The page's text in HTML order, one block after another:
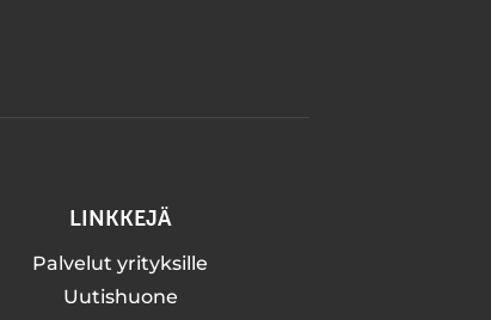
LINKKEJÄ
Palvelut yrityksille
Uutishuone